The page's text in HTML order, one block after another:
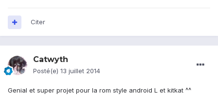
Citer
Catwyth
Posté(e) 13 juillet 2014
Genial et super projet pour la rom style android L et kitkat ^^